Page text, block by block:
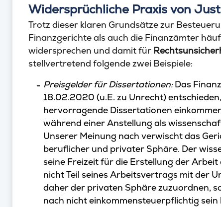
Widersprüchliche Praxis von
Trotz dieser klaren Grundsätze zur
Finanzgerichte als auch die Finanzämter
widersprechen und damit für
stellvertretend folgende zwei Beispiele:
Preisgelder für Dissertationen:Das
18.02.2020 (u.E. zu Unrecht)
hervorragende Dissertationen
während einer Anstellung als
Unserer Meinung nach verwischt das
beruflicher und privater Sphäre. Der
seine Freizeit für die Erstellung der
nicht Teil seines Arbeitsvertrags mit der
daher der privaten Sphäre zuzuordnen,
nach nicht einkommensteuerpflichtig sein